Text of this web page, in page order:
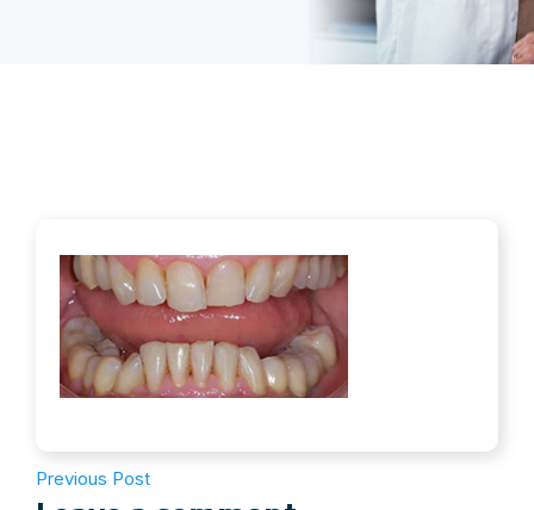
Previous Post